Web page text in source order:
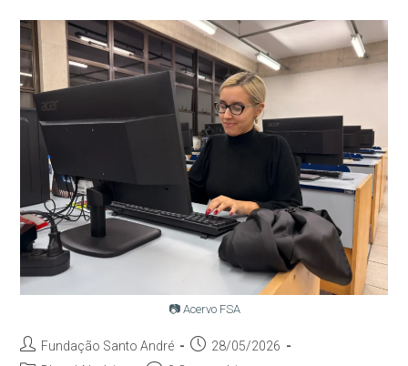
📷 Acervo FSA
AutorFundação Santo André
Post28/05/2026